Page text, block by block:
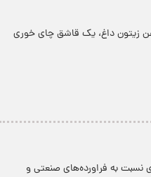
زیتون داغ، یک قاشق چای خوری
نسبت به فراورده‌های صنعتی و